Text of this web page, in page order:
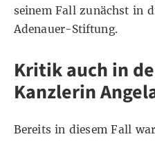
seinem Fall zunächst in
Adenauer-Stiftung.
Kritik auch in
Kanzlerin
Bereits in diesem Fall